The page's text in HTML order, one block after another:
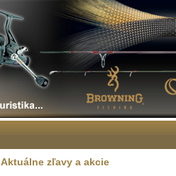
Aktuálne zľavy a akcie